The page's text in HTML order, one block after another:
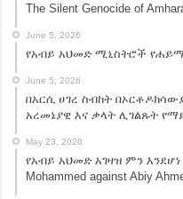
The Silent Genocide of
June 5, 2026
የአብይ አህመድ ሚኒስትሮች
June 5, 2026
በአርሲ ሀገረ ስብከት
አረመኔያዊ እና ቃላት ሊገልጹት
May 23, 2026
የአብይ አህመድ አገዛዝ ምን
Mohammed against Abiy